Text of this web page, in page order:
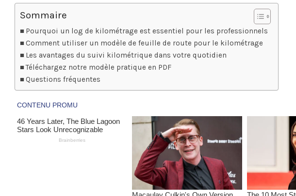
Sommaire
Pourquoi un log de kilométrage est essentiel pour les professionnels
Comment utiliser un modèle de feuille de route pour le kilométrage
Les avantages du suivi kilométrique dans votre quotidien
Téléchargez notre modèle pratique en PDF
Questions fréquentes